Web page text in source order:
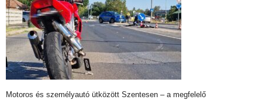
Motoros és személyautó ütközött Szentesen – a megfelelő